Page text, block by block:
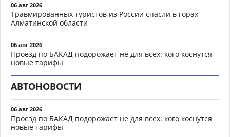
06 авг 2026
Травмированных туристов из России спасли в горах
Алматинской области
06 авг 2026
Проезд по БАКАД подорожает не для всех: кого коснутся
новые тарифы
АВТОНОВОСТИ
06 авг 2026
Проезд по БАКАД подорожает не для всех: кого коснутся
новые тарифы